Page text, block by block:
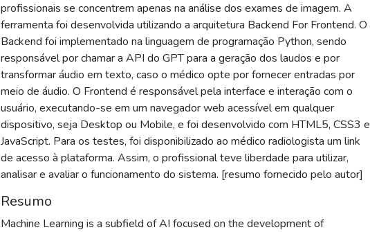
profissionais se concentrem apenas na análise dos exames de imagem. A
ferramenta foi desenvolvida utilizando a arquitetura Backend For Frontend. O
Backend foi implementado na linguagem de programação Python, sendo
responsável por chamar a API do GPT para a geração dos laudos e por
transformar áudio em texto, caso o médico opte por fornecer entradas por
meio de áudio. O Frontend é responsável pela interface e interação com o
usuário, executando-se em um navegador web acessível em qualquer
dispositivo, seja Desktop ou Mobile, e foi desenvolvido com HTML5, CSS3 e
JavaScript. Para os testes, foi disponibilizado ao médico radiologista um link
de acesso à plataforma. Assim, o profissional teve liberdade para utilizar,
analisar e avaliar o funcionamento do sistema. [resumo fornecido pelo autor]
Resumo
Machine Learning is a subfield of AI focused on the development of